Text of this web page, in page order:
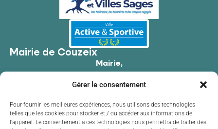
Gérer le consentement
Pour fournir les meilleures expériences, nous utilisons des technologies
telles que les cookies pour stocker et / ou accéder aux informations de
l’appareil. Le consentement à ces technologies nous permettra de traiter des
Mairie de Couzeix
Mairie,
87270 Couzeix
05 55 39 34 09
Contacter la mairie